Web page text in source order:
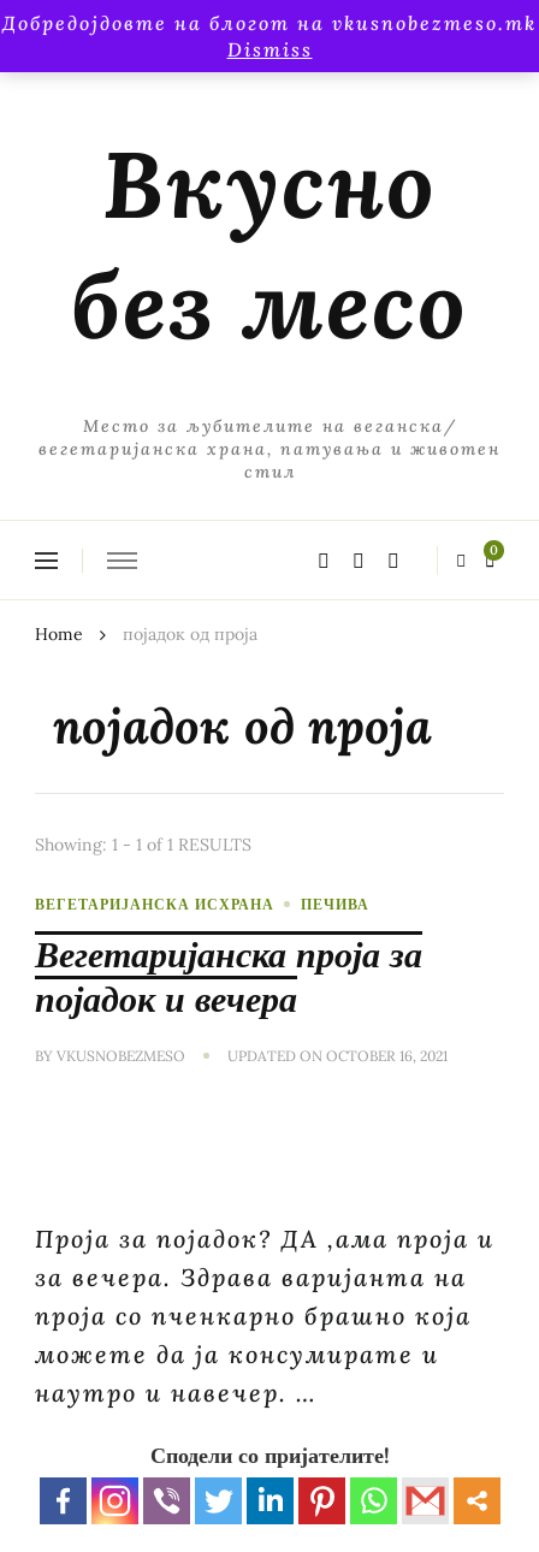
Добредојдовте на блогот на vkusnobezmeso.mk
Dismiss
Вкусно
без месо
Место за љубителите на веганска/
вегетаријанска храна, патувања и животен
стил
0
Home појадок од проја
појадок од проја
Showing: 1 - 1 of 1 RESULTS
ВЕГЕТАРИЈАНСКА ИСХРАНА ПЕЧИВА
Вегетаријанска проја за
појадок и вечера
BY VKUSNOBEZMESO UPDATED ON OCTOBER 16, 2021
Проја за појадок? ДА ,ама проја и
за вечера. Здрава варијанта на
проја со пченкарно брашно која
можете да ја консумирате и
наутро и навечер. …
Сподели со пријателите!